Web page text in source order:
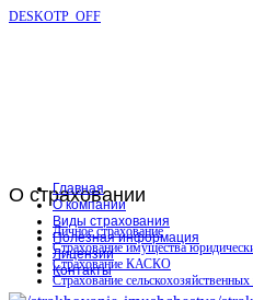
DESKOTP_OFF
О страховании
Личное страхование
Страхование имущества
Страхование КАСКО
Страхование
Главная
О компании
Виды страхования
Полезная информация
Лицензии
Контакты